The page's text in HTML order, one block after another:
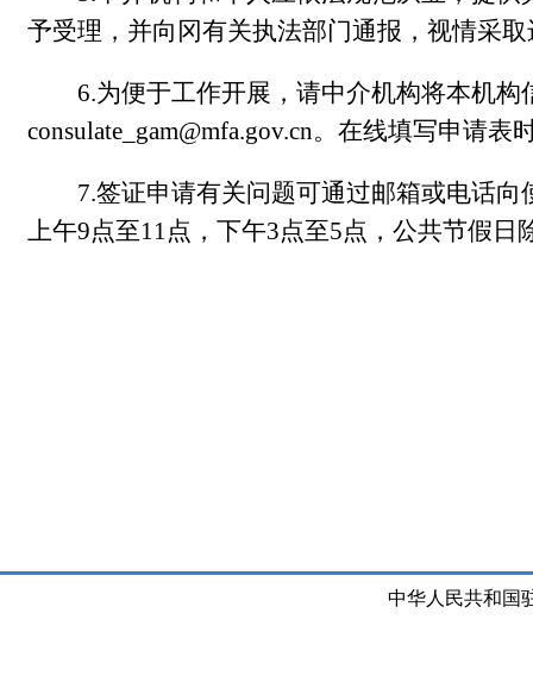
予受理，并向冈有关执法部门通报，视情采
6.为便于工作开展，请中介机构将本机
consulate_gam@mfa.gov.cn。在线填写申请表
7.签证申请有关问题可通过邮箱或电话
上午9点至11点，下午3点至5点，公共节假日
中华人民共和国